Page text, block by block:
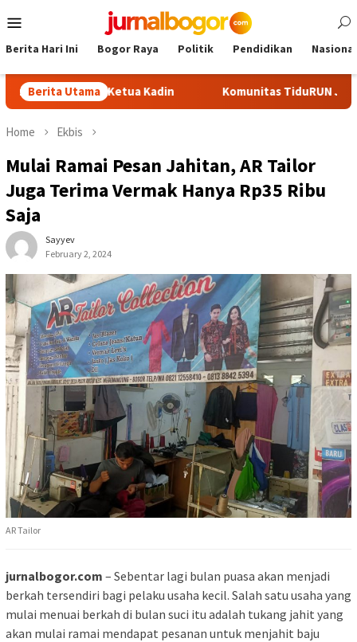
to
Menu
Berita Hari Ini Bogor Raya Politik Pendidikan Nasional
Berita Utama
Calon Ketua Kadin Komunitas TiduRUN Jajal Jalur
Home Ekbis
Mulai Ramai Pesan Jahitan, AR Tailor
Juga Terima Vermak Hanya Rp35 Ribu
Saja
Sayyev
February 2, 2024
AR Tailor
jurnalbogor.com – Sebentar lagi bulan puasa akan menjadi
berkah tersendiri bagi pelaku usaha kecil. Salah satu usaha yang
mulai menuai berkah di bulan suci itu adalah tukang jahit yang
akan mulai ramai mendapat pesanan untuk menjahit baju